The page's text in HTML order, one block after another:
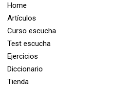
Home
Artículos
Curso escucha
Test escucha
Ejercicios
Diccionario
Tienda